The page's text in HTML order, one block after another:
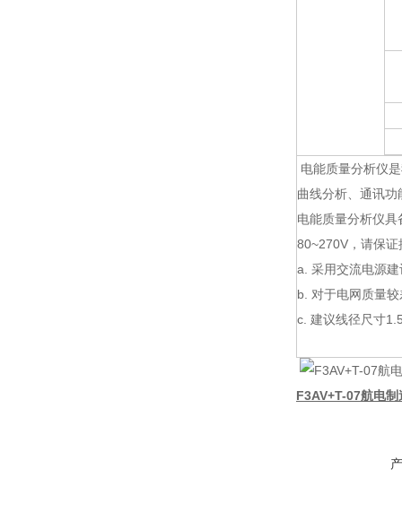
电能质量分析仪
曲线分析、通讯
电能质量分析仪
80~270V，请保
a. 采用交流电源
b. 对于电网质量
c. 建议线径尺寸
F3AV+T-07航电制